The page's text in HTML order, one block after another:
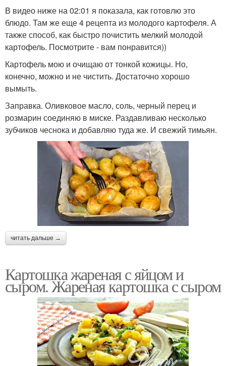
В видео ниже на 02:01 я показала, как готовлю это
блюдо. Там же еще 4 рецепта из молодого картофеля. А
также способ, как быстро почистить мелкий молодой
картофель. Посмотрите - вам понравится))
Картофель мою и очищаю от тонкой кожицы. Но,
конечно, можно и не чистить. Достаточно хорошо
вымыть.
Заправка. Оливковое масло, соль, черный перец и
розмарин соединяю в миске. Раздавливаю несколько
зубчиков чеснока и добавляю туда же. И свежий тимьян.
читать дальше →
Картошка жареная с яйцом и
сыром. Жареная картошка с сыром